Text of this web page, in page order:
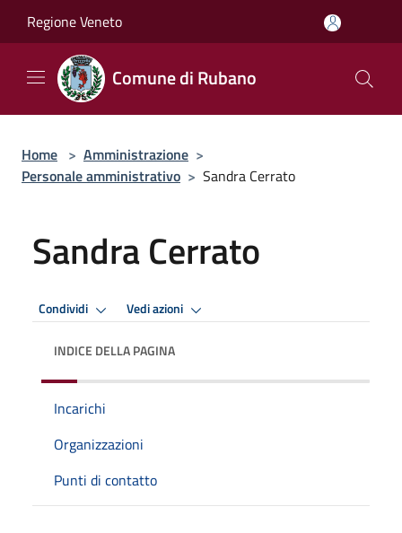
Regione Veneto
Comune di Rubano
Home > Amministrazione >
Personale amministrativo > Sandra Cerrato
Sandra Cerrato
Condividi Vedi azioni
INDICE DELLA PAGINA
Incarichi
Organizzazioni
Punti di contatto